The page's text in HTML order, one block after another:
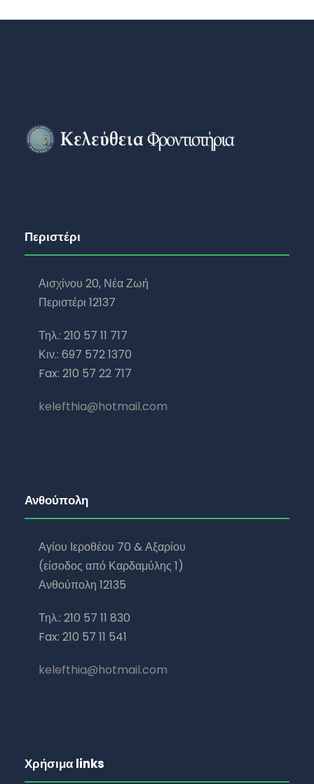
Περιστέρι
Αισχίνου 20, Νέα Ζωή
Περιστέρι 12137
Τηλ.: 210 57 11 717
Κιν.: 697 572 1370
Fax: 210 57 22 717
kelefthia@hotmail.com
Ανθούπολη
Αγίου Ιεροθέου 70 & Αξαρίου
(είσοδος από Καρδαμύλης 1)
Ανθούπολη 12135
Τηλ.: 210 57 11 830
Fax: 210 57 11 541
kelefthia@hotmail.com
Χρήσιμα links